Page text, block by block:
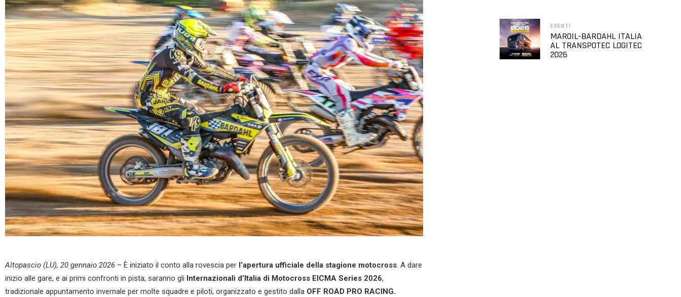
Altopascio (LU), 20 gennaio 2026 – È iniziato il conto alla rovescia per l’apertura ufficiale della stagione motocross. A dare
inizio alle gare, e ai primi confronti in pista, saranno gli Internazionali d’Italia di Motocross EICMA Series 2026,
tradizionale appuntamento invernale per molte squadre e piloti, organizzato e gestito dalla OFF ROAD PRO RACING.
EVENTI
MAROIL-BARDAHL ITALIA
AL TRANSPOTEC LOGITEC
2026